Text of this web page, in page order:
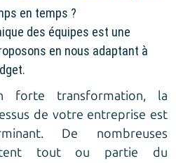
en temps ?
des équipes est une
en nous adaptant à
forte transformation, la
de votre entreprise est
De nombreuses
tout ou partie du